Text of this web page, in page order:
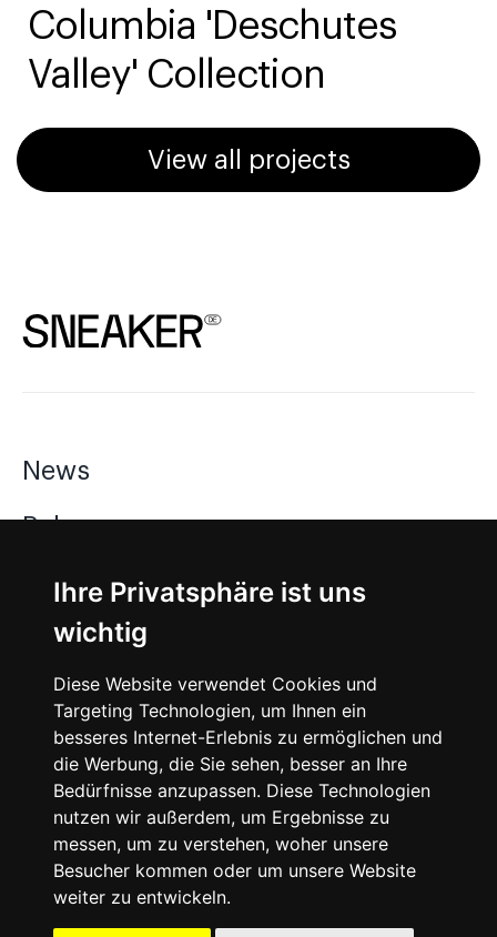
Ihre Privatsphäre ist uns
wichtig
Diese Website verwendet Cookies und
Targeting Technologien, um Ihnen ein
besseres Internet-Erlebnis zu ermöglichen und
die Werbung, die Sie sehen, besser an Ihre
Bedürfnisse anzupassen. Diese Technologien
nutzen wir außerdem, um Ergebnisse zu
messen, um zu verstehen, woher unsere
Besucher kommen oder um unsere Website
weiter zu entwickeln.
Columbia 'Deschutes
Valley' Collection
View all projects
News
Releases
About
Instagram
Facebook
© 2021 SNEAKERᴰᴱ, All rights reserved.
Impressum Datenschutz